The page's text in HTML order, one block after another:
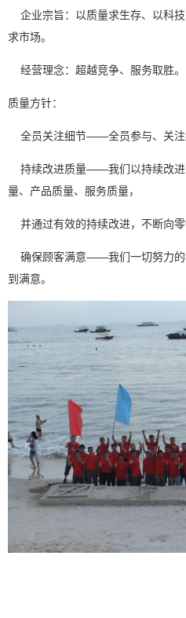
企业宗旨：以质量求生存、以科
求市场。
经营理念：超越竞争、服务取胜。
质量方针：
全员关注细节——全员参与、关注
持续改进质量——我们以持续改进
量、产品质量、服务质量，
并通过有效的持续改进，不断向零
确保顾客满意——我们一切努力的
到满意。